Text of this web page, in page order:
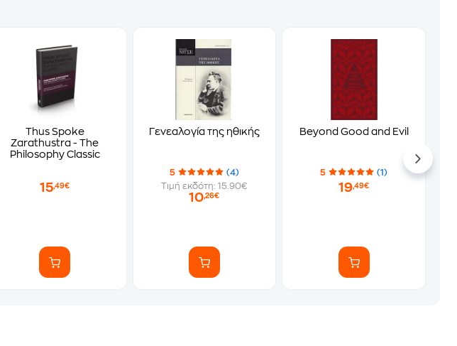
Thus Spoke
Zarathustra - The
Philosophy Classic
15,49€
Γενεαλογία της ηθικής
5
(4)
Τιμή εκδότη: 15.90€
10,26€
Beyond Good and Evil
5 (1)
19,49€